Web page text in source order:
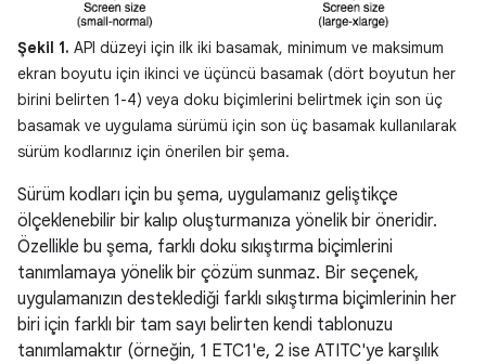
Şekil 1. API düzeyi için ilk iki basamak, minimum ve maksimum
ekran boyutu için ikinci ve üçüncü basamak (dört boyutun her
birini belirten 1-4) veya doku biçimlerini belirtmek için son üç
basamak ve uygulama sürümü için son üç basamak kullanılarak
sürüm kodlarınız için önerilen bir şema.
Sürüm kodları için bu şema, uygulamanız geliştikçe
ölçeklenebilir bir kalıp oluşturmanıza yönelik bir öneridir.
Özellikle bu şema, farklı doku sıkıştırma biçimlerini
tanımlamaya yönelik bir çözüm sunmaz. Bir seçenek,
uygulamanızın desteklediği farklı sıkıştırma biçimlerinin her
biri için farklı bir tam sayı belirten kendi tablonuzu
tanımlamaktır (örneğin, 1 ETC1'e, 2 ise ATITC'ye karşılık